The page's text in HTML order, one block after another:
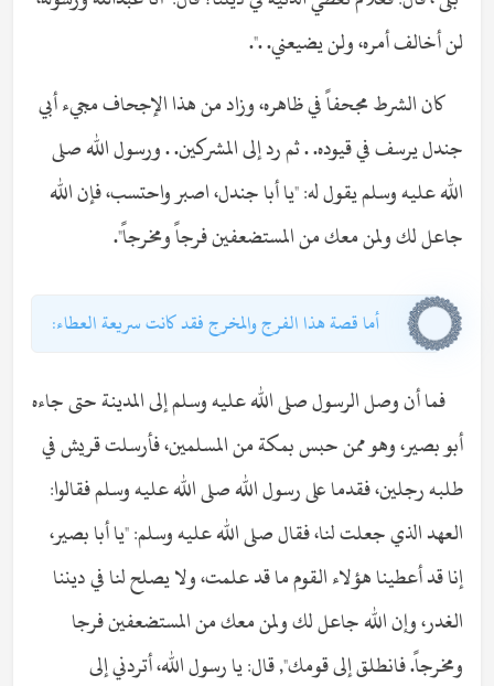
لن أخالف أمره، ولن يضيعني. .".
كان الشرط مجحفاً في ظاهره، وزاد من هذا الإجحاف مجيء أبي
جندل يرسف في قيوده. . ثم رد إلى المشركين. . ورسول الله صلى
الله عليه وسلم يقول له: "يا أبا جندل، اصبر واحتسب، فإن الله
جاعل لك ولمن معك من المستضعفين فرجاً ومخرجاً".
أما قصة هذا الفرج والمخرج فقد كانت سريعة العطاء:
فما أن وصل الرسول صلى الله عليه وسلم إلى المدينة حتى جاءه
أبو بصير، وهو ممن حبس بمكة من المسلمين، فأرسلت قريش في
طلبه رجلين، فقدما على رسول الله صلى الله عليه وسلم فقالوا:
العهد الذي جعلت لنا، فقال صلى الله عليه وسلم: "يا أبا بصير،
إنا قد أعطينا هؤلاء القوم ما قد علمت، ولا يصلح لنا في ديننا
الغدر، وإن الله جاعل لك ولمن معك من المستضعفين فرجا
ومخرجاً. فانطلق إلى قومك", قال: يا رسول الله، أتردني إلى